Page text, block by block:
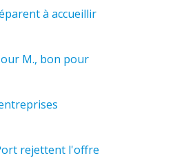
à accueillir
M., bon pour
rejettent l'offre